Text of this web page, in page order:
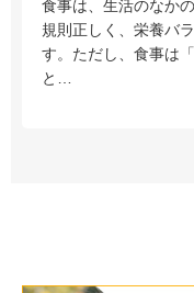
食事は、生活のなか
規則正しく、栄養バ
す。ただし、食事は
と…